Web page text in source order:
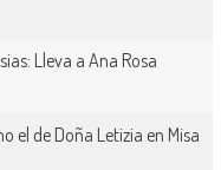
Lleva a Ana Rosa
el de Doña Letizia en Misa